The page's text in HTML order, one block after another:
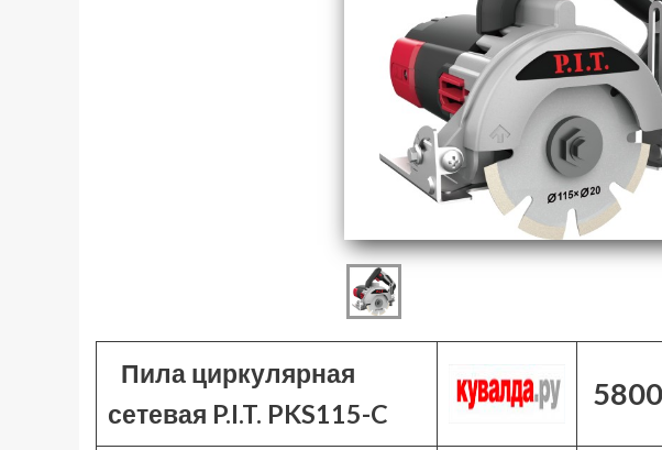
Пила циркулярная
сетевая P.I.T. PKS115-C